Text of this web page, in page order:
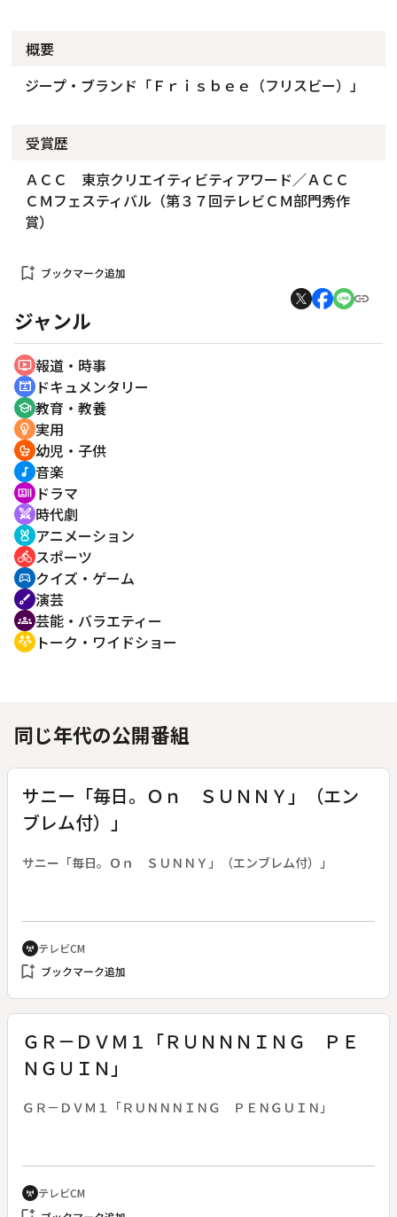
概要
ジープ・ブランド「Ｆｒｉｓｂｅｅ（フリスビー）」
受賞歴
ＡＣＣ 東京クリエイティビティアワード／ＡＣＣ
ＣＭフェスティバル（第３７回テレビＣＭ部門秀作
賞）
bookmark_add ブックマーク追加
ジャンル
ondemand_video 報道・時事
cinematic_blur ドキュメンタリー
school 教育・教養
emoji_objects 実用
crib 幼児・子供
music_note 音楽
recent_actors ドラマ
swords 時代劇
cruelty_free アニメーション
directions_bike スポーツ
sports_esports クイズ・ゲーム
brush 演芸
groups 芸能・バラエティー
adaptive_audio_mic トーク・ワイドショー
同じ年代の公開番組
サニー「毎日。Ｏｎ ＳＵＮＮＹ」（エン
ブレム付）」
サニー「毎日。Ｏｎ ＳＵＮＮＹ」（エンブレム付）」
cell_tower テレビCM
bookmark_add ブックマーク追加
ＧＲ－ＤＶＭ１「ＲＵＮＮＮＩＮＧ ＰＥ
ＮＧＵＩＮ」
ＧＲ－ＤＶＭ１「ＲＵＮＮＮＩＮＧ ＰＥＮＧＵＩＮ」
cell_tower テレビCM